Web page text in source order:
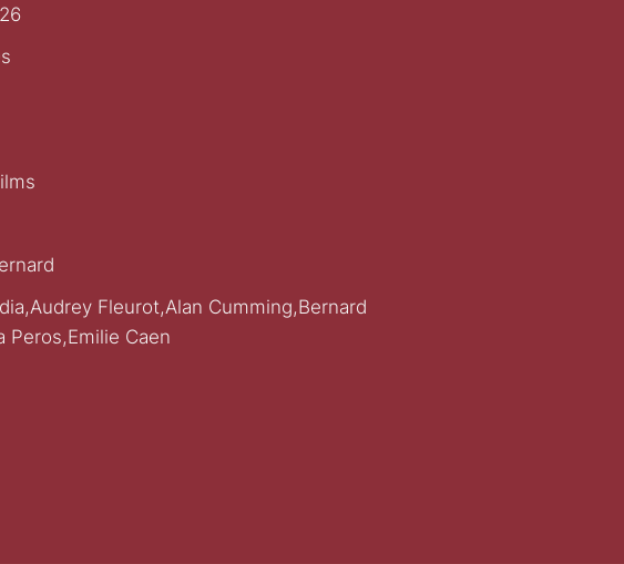
Fleurot,Alan Cumming,Bernard
Peros,Emilie Caen